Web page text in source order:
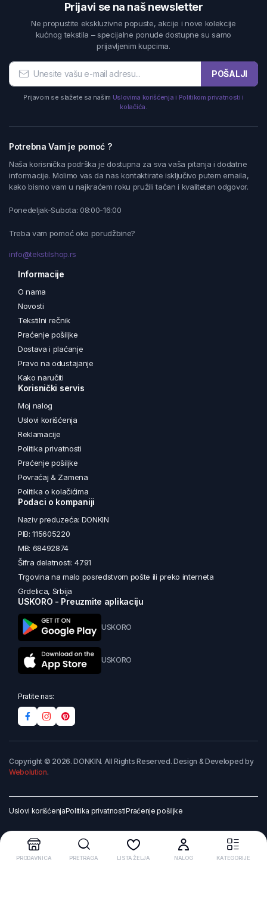
Prijavi se na naš newsletter
Ne propustite ekskluzivne popuste, akcije i nove kolekcije
kućnog tekstila – specijalne ponude dostupne su samo
prijavljenim kupcima.
POŠALJI
Prijavom se slažete sa našim Uslovima korišćenja i Politikom privatnosti i
kolačića.
Potrebna Vam je pomoć ?
Naša korisnička podrška je dostupna za sva vaša pitanja i dodatne
informacije. Molimo vas da nas kontaktirate isključivo putem emaila,
kako bismo vam u najkraćem roku pružili tačan i kvalitetan odgovor.
Ponedeljak-Subota: 08:00-16:00
Treba vam pomoć oko porudžbine?
info@tekstilshop.rs
Informacije
O nama
Novosti
Tekstilni rečnik
Praćenje pošiljke
Dostava i plaćanje
Pravo na odustajanje
Kako naručiti
Korisnički servis
Moj nalog
Uslovi korišćenja
Reklamacije
Politika privatnosti
Praćenje pošiljke
Povraćaj & Zamena
Politika o kolačićima
Podaci o kompaniji
Naziv preduzeća: DONKIN
PIB: 115605220
MB: 68492874
Šifra delatnosti: 4791
Trgovina na malo posredstvom pošte ili preko interneta
Grdelica, Srbija
USKORO - Preuzmite aplikaciju
USKORO
USKORO
Pratite nas:
Copyright © 2026. DONKIN. All Rights Reserved. Design & Developed by
Webolution.
Uslovi korišćenjaPolitika privatnostiPraćenje pošiljke
PRODAVNICA PRETRAGA LISTA ŽELJA NALOG KATEGORIJE